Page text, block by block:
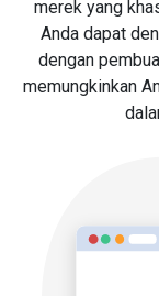
merek yang
Anda dapat
dengan
memungkinkan